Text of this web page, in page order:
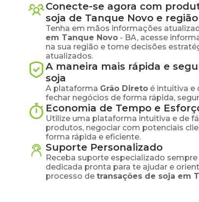
Conecte-se agora com
soja de Tanque Novo e região
Tenha em mãos informações
em Tanque Novo - BA, acesse
na sua região e tome decisões
atualizados.
A maneira mais rápida e
soja
A plataforma Grão Direto é intuitiva e
fechar negócios de forma rápida,
Economia de Tempo e
Utilize uma plataforma intuitiva e de
produtos, negociar com potenciais
forma rápida e eficiente.
Suporte Personalizado
Receba suporte especializado
dedicada pronta para te ajudar e
processo de transações de soja em